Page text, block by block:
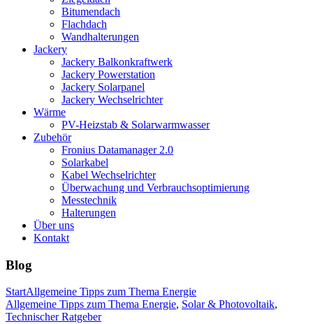
Bitumendach
Flachdach
Wandhalterungen
Jackery
Jackery Balkonkraftwerk
Jackery Powerstation
Jackery Solarpanel
Jackery Wechselrichter
Wärme
PV-Heizstab & Solarwarmwasser
Zubehör
Fronius Datamanager 2.0
Solarkabel
Kabel Wechselrichter
Überwachung und Verbrauchsoptimierung
Messtechnik
Halterungen
Über uns
Kontakt
Blog
StartAllgemeine Tipps zum Thema Energie
Allgemeine Tipps zum Thema Energie, Solar & Photovoltaik,
Technischer Ratgeber